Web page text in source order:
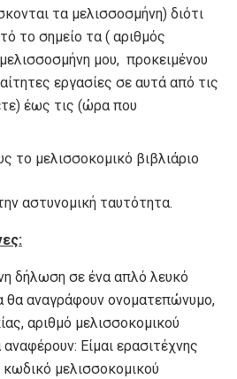
τα μελισσοσμήνη) διότι
το σημείο τα ( αριθμός
μου, προκειμένου
εργασίες σε αυτά από τις
έως τις (ώρα που
το μελισσοκομικό βιβλιάριο
αστυνομική ταυτότητα.
δήλωση σε ένα απλό λευκό
θα αναγράφουν ονοματεπώνυμο,
αριθμό μελισσοκομικού
αναφέρουν: Είμαι ερασιτέχνης
μελισσοκομικού